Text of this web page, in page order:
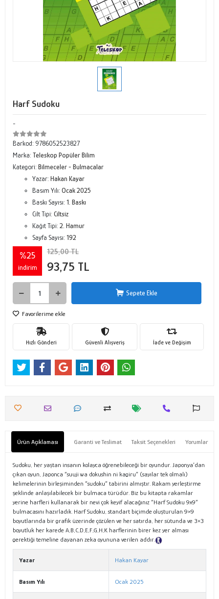
Harf Sudoku
-
Barkod: 9786052523827
Marka: Teleskop Popüler Bilim
Kategori: Bilmeceler - Bulmacalar
Yazar: Hakan Kayar
Basım Yılı: Ocak 2025
Baskı Sayısı: 1. Baskı
Cilt Tipi: Ciltsiz
Kağıt Tipi: 2. Hamur
Sayfa Sayısı: 192
%25
indirim
125,00 TL
93,75 TL
Sepete Ekle
Favorilerime ekle
Hızlı Gönderi Güvenli Alışveriş İade ve Değişim
Ürün Açıklaması Garanti ve Teslimat Taksit Seçenekleri Yorumlar
Sudoku, her yaştan insanın kolayca öğrenebileceği bir oyundur. Japonya’dan
çıkan oyun, Japonca “suuji wa dokushin ni kagiru” (sayılar tek olmalı)
kelimelerinin birleşiminden “sudoku” tabirini almıştır. Rakam yerleştirme
şeklinde anlaşılabilecek bir bulmaca türüdür. Biz bu kitapta rakamlar
yerine harfleri kullanarak bir nevi çok keyif alacağınız “Harf Sudoku 9x9”
bulmacasını hazırladık. Harf Sudoku, standart biçimde oluşturulan 9×9
boyutlarında bir grafik üzerinde çözülen ve her satırda, her sütunda ve 3×3
boyutluk her karede A,B,C,D,E,F,G,H,K harflerinin birer kez yer alması
gerektiği temeline dayanan zeka oyununa verilen addır.
Yazar Hakan Kayar
Basım Yılı Ocak 2025